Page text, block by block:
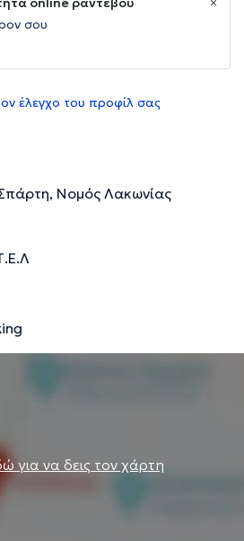
σου
έλεγχο του προφίλ σας
Νομός Λακωνίας
για να δεις τον χάρτη